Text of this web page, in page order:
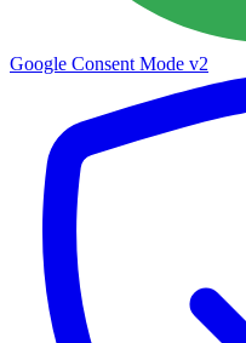
Google Consent Mode v2